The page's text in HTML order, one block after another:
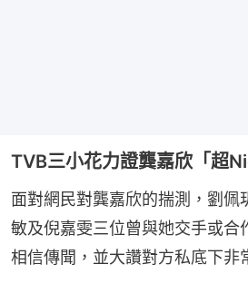
TVB三小花力證龔嘉欣「超
面對網民對龔嘉欣的揣測，劉
敏及倪嘉雯三位曾與她交手或合
相信傳聞，並大讚對方私底下非